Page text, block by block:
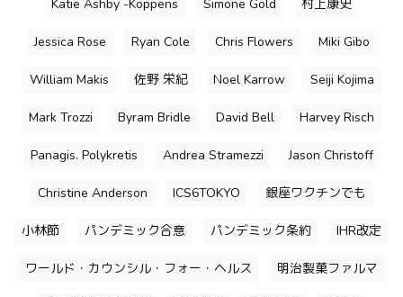
Katie Ashby -Koppens Simone Gold 村上康史
Jessica Rose Ryan Cole Chris Flowers Miki Gibo
William Makis 佐野 栄紀 Noel Karrow Seiji Kojima
Mark Trozzi Byram Bridle David Bell Harvey Risch
Panagis. Polykretis Andrea Stramezzi Jason Christoff
Christine Anderson ICS6TOKYO 銀座ワクチンでも
小林節 パンデミック合意 パンデミック条約 IHR改定
ワールド・カウンシル・フォー・ヘルス 明治製菓ファルマ